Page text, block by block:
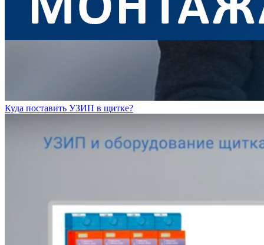
Куда поставить УЗИП в щитке?